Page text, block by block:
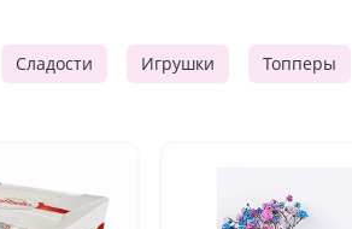
Сладости Игрушки Топперы